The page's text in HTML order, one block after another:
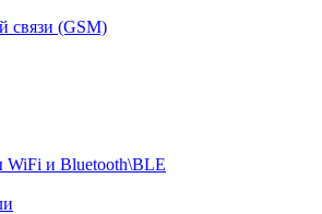
связи (GSM)
и Bluetooth\BLE